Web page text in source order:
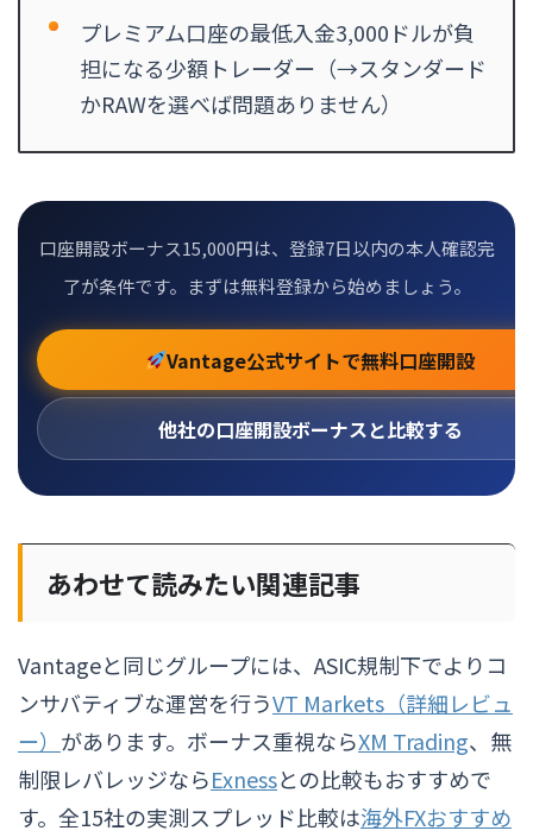
プレミアム口座の最低入金3,000ドルが負
担になる少額トレーダー（→スタンダード
かRAWを選べば問題ありません）
口座開設ボーナス15,000円は、登録7日以内の本人確認完
了が条件です。まずは無料登録から始めましょう。
Vantage公式サイトで無料口座開設
他社の口座開設ボーナスと比較する
あわせて読みたい関連記事
Vantageと同じグループには、ASIC規制下でよりコ
ンサバティブな運営を行うVT Markets（詳細レビュ
ー） があります。ボーナス重視ならXM Trading、無
制限レバレッジならExnessとの比較もおすすめで
す。全15社の実測スプレッド比較は海外FXおすすめ